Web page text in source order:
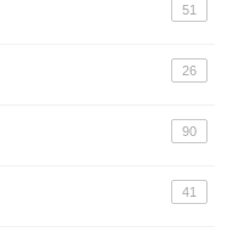
51
26
90
41